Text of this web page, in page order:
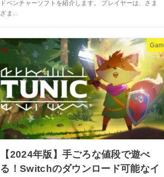
ドベンチャーソフトを紹介します。 プレイヤーは、さま
ざま...
【2024年版】手ごろな値段で遊べ
る！Switchのダウンロード可能なイ